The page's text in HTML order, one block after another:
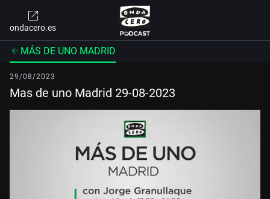
ondacero.es
MÁS DE UNO MADRID
29/08/2023
Mas de uno Madrid 29-08-2023